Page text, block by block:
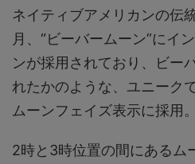
ネイティブアメリカンの伝
月、“ビーバームーン”にイ
ンが採用されており、ビー
れたかのような、ユニーク
ムーンフェイズ表示に採用。
2時と3時位置の間にあるム